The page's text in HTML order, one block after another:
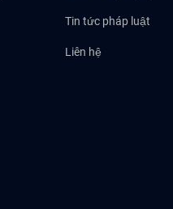
Tin tức pháp luật
Liên hệ